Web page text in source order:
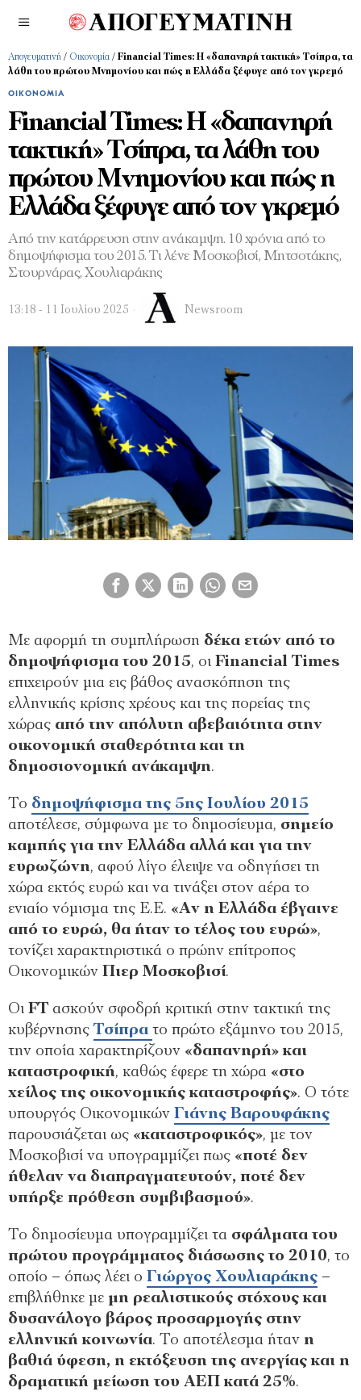
Απογευματινή / Οικονομία / Financial Times: Η «δαπανηρή τακτική» Τσίπρα, τα
λάθη του πρώτου Μνημονίου και πώς η Ελλάδα ξέφυγε από τον γκρεμό
ΟΙΚΟΝΟΜΊΑ
Financial Times: Η «δαπανηρή
τακτική» Τσίπρα, τα λάθη του
πρώτου Μνημονίου και πώς η
Ελλάδα ξέφυγε από τον γκρεμό
Από την κατάρρευση στην ανάκαμψη. 10 χρόνια από το
δημοψήφισμα του 2015. Τι λένε Μοσκοβισί, Μητσοτάκης,
Στουρνάρας, Χουλιαράκης
13:18 - 11 Ιουλίου 2025 Newsroom
Με αφορμή τη συμπλήρωση δέκα ετών από το
δημοψήφισμα του 2015, οι Financial Times
επιχειρούν μια εις βάθος ανασκόπηση της
ελληνικής κρίσης χρέους και της πορείας της
χώρας από την απόλυτη αβεβαιότητα στην
οικονομική σταθερότητα και τη
δημοσιονομική ανάκαμψη.
Το δημοψήφισμα της 5ης Ιουλίου 2015
αποτέλεσε, σύμφωνα με το δημοσίευμα, σημείο
καμπής για την Ελλάδα αλλά και για την
ευρωζώνη, αφού λίγο έλειψε να οδηγήσει τη
χώρα εκτός ευρώ και να τινάξει στον αέρα το
ενιαίο νόμισμα της Ε.Ε. «Αν η Ελλάδα έβγαινε
από το ευρώ, θα ήταν το τέλος του ευρώ»,
τονίζει χαρακτηριστικά ο πρώην επίτροπος
Οικονομικών Πιερ Μοσκοβισί.
Οι FTασκούν σφοδρή κριτική στην τακτική της
κυβέρνησης Τσίπρα το πρώτο εξάμηνο του 2015,
την οποία χαρακτηρίζουν «δαπανηρή» και
καταστροφική, καθώς έφερε τη χώρα «στο
χείλος της οικονομικής καταστροφής». Ο τότε
υπουργός Οικονομικών Γιάνης Βαρουφάκης
παρουσιάζεται ως «καταστροφικός», με τον
Μοσκοβισί να υπογραμμίζει πως «ποτέ δεν
ήθελαν να διαπραγματευτούν, ποτέ δεν
υπήρξε πρόθεση συμβιβασμού».
Το δημοσίευμα υπογραμμίζει τα σφάλματα του
πρώτου προγράμματος διάσωσης το 2010, το
οποίο – όπως λέει ο Γιώργος Χουλιαράκης –
επιβλήθηκε με μη ρεαλιστικούς στόχους και
δυσανάλογο βάρος προσαρμογής στην
ελληνική κοινωνία. Το αποτέλεσμα ήταν η
βαθιά ύφεση, η εκτόξευση της ανεργίας και η
δραματική μείωση του ΑΕΠ κατά 25%.